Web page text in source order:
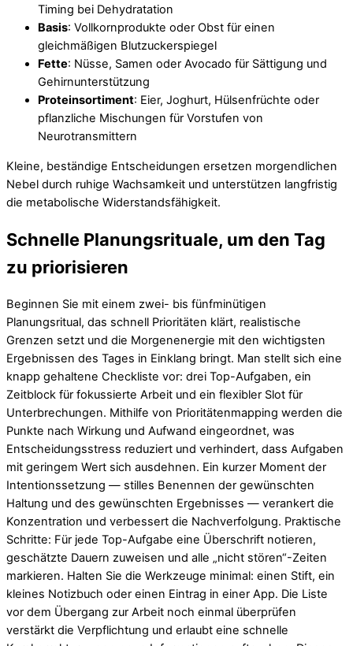
Timing bei Dehydratation
Basis: Vollkornprodukte oder Obst für einen
gleichmäßigen Blutzuckerspiegel
Fette: Nüsse, Samen oder Avocado für Sättigung und
Gehirnunterstützung
Proteinsortiment: Eier, Joghurt, Hülsenfrüchte oder
pflanzliche Mischungen für Vorstufen von
Neurotransmittern
Kleine, beständige Entscheidungen ersetzen morgendlichen
Nebel durch ruhige Wachsamkeit und unterstützen langfristig
die metabolische Widerstandsfähigkeit.
Schnelle Planungsrituale, um den Tag
zu priorisieren
Beginnen Sie mit einem zwei- bis fünfminütigen
Planungsritual, das schnell Prioritäten klärt, realistische
Grenzen setzt und die Morgenenergie mit den wichtigsten
Ergebnissen des Tages in Einklang bringt. Man stellt sich eine
knapp gehaltene Checkliste vor: drei Top-Aufgaben, ein
Zeitblock für fokussierte Arbeit und ein flexibler Slot für
Unterbrechungen. Mithilfe von Prioritätenmapping werden die
Punkte nach Wirkung und Aufwand eingeordnet, was
Entscheidungsstress reduziert und verhindert, dass Aufgaben
mit geringem Wert sich ausdehnen. Ein kurzer Moment der
Intentionssetzung — stilles Benennen der gewünschten
Haltung und des gewünschten Ergebnisses — verankert die
Konzentration und verbessert die Nachverfolgung. Praktische
Schritte: Für jede Top-Aufgabe eine Überschrift notieren,
geschätzte Dauern zuweisen und alle „nicht stören“-Zeiten
markieren. Halten Sie die Werkzeuge minimal: einen Stift, ein
kleines Notizbuch oder einen Eintrag in einer App. Die Liste
vor dem Übergang zur Arbeit noch einmal überprüfen
verstärkt die Verpflichtung und erlaubt eine schnelle